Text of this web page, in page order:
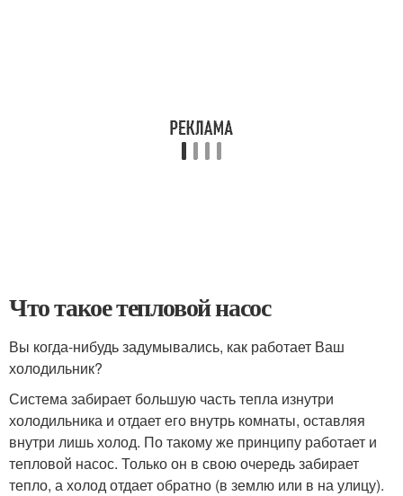
Что такое тепловой насос
Вы когда-нибудь задумывались, как работает Ваш
холодильник?
Система забирает большую часть тепла изнутри
холодильника и отдает его внутрь комнаты, оставляя
внутри лишь холод. По такому же принципу работает и
тепловой насос. Только он в свою очередь забирает
тепло, а холод отдает обратно (в землю или в на улицу).